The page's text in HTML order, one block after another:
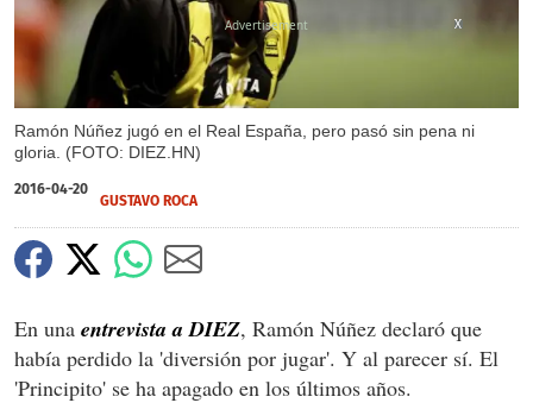
Ramón Núñez jugó en el Real España, pero pasó sin pena ni
gloria. (FOTO: DIEZ.HN)
X
X
2016-04-20
GUSTAVO ROCA
En una entrevista a DIEZ, Ramón Núñez declaró que
había perdido la 'diversión por jugar'. Y al parecer sí. El
'Principito' se ha apagado en los últimos años.